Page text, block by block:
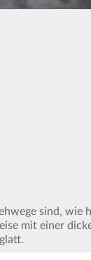
sind, wie
mit einer